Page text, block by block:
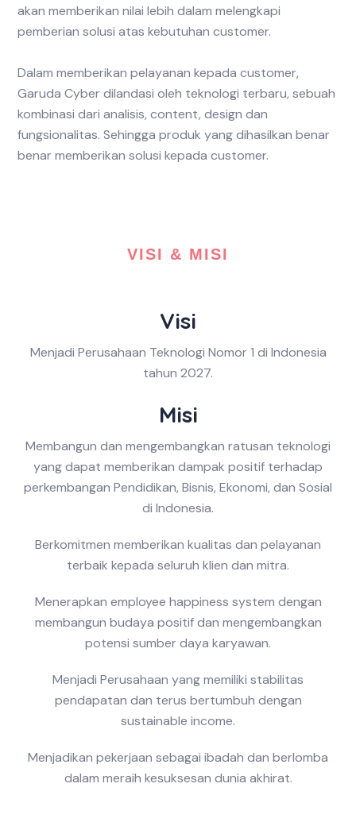
akan memberikan nilai lebih dalam melengkapi
pemberian solusi atas kebutuhan customer.
Dalam memberikan pelayanan kepada customer,
Garuda Cyber dilandasi oleh teknologi terbaru, sebuah
kombinasi dari analisis, content, design dan
fungsionalitas. Sehingga produk yang dihasilkan benar
benar memberikan solusi kepada customer.
VISI & MISI
Visi
Menjadi Perusahaan Teknologi Nomor 1 di Indonesia
tahun 2027.
Misi
Membangun dan mengembangkan ratusan teknologi
yang dapat memberikan dampak positif terhadap
perkembangan Pendidikan, Bisnis, Ekonomi, dan Sosial
di Indonesia.
Berkomitmen memberikan kualitas dan pelayanan
terbaik kepada seluruh klien dan mitra.
Menerapkan employee happiness system dengan
membangun budaya positif dan mengembangkan
potensi sumber daya karyawan.
Menjadi Perusahaan yang memiliki stabilitas
pendapatan dan terus bertumbuh dengan
sustainable income.
Menjadikan pekerjaan sebagai ibadah dan berlomba
dalam meraih kesuksesan dunia akhirat.